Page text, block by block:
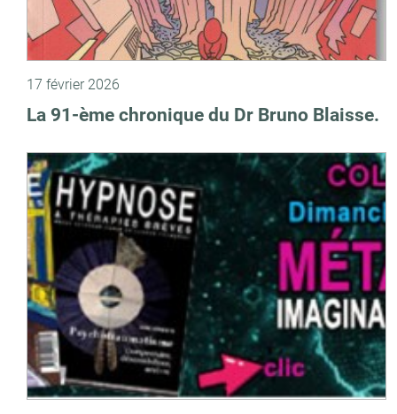
17 février 2026
La 91-ème chronique du Dr Bruno Blaisse.